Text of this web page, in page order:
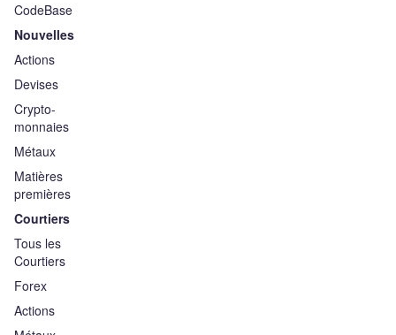
CodeBase
Nouvelles
Actions
Devises
Crypto-
monnaies
Métaux
Matières
premières
Courtiers
Tous les
Courtiers
Forex
Actions